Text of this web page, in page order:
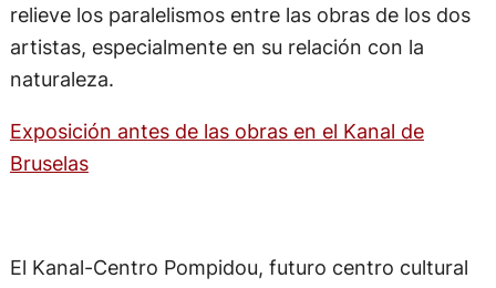
relieve los paralelismos entre las obras de los dos
artistas, especialmente en su relación con la
naturaleza.
Exposición antes de las obras en el Kanal de
Bruselas
El Kanal-Centro Pompidou, futuro centro cultural